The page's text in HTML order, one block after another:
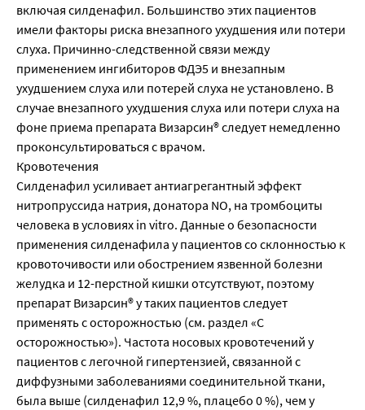
включая силденафил. Большинство этих пациентов
имели факторы риска внезапного ухудшения или потери
слуха. Причинно-следственной связи между
применением ингибиторов ФДЭ5 и внезапным
ухудшением слуха или потерей слуха не установлено. В
случае внезапного ухудшения слуха или потери слуха на
фоне приема препарата Визарсин® следует немедленно
проконсультироваться с врачом.
Кровотечения
Силденафил усиливает антиагрегантный эффект
нитропруссида натрия, донатора NO, на тромбоциты
человека в условиях in vitro. Данные о безопасности
применения силденафила у пациентов со склонностью к
кровоточивости или обострением язвенной болезни
желудка и 12-перстной кишки отсутствуют, поэтому
препарат Визарсин® у таких пациентов следует
применять с осторожностью (см. раздел «С
осторожностью»). Частота носовых кровотечений у
пациентов с легочной гипертензией, связанной с
диффузными заболеваниями соединительной ткани,
была выше (силденафил 12,9 %, плацебо 0 %), чем у